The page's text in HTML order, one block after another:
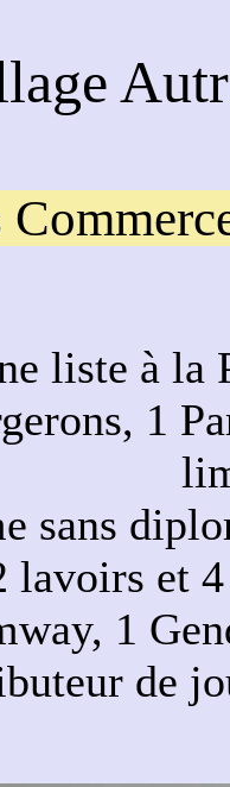
liste à la
1
sans
lavoirs et
1
de